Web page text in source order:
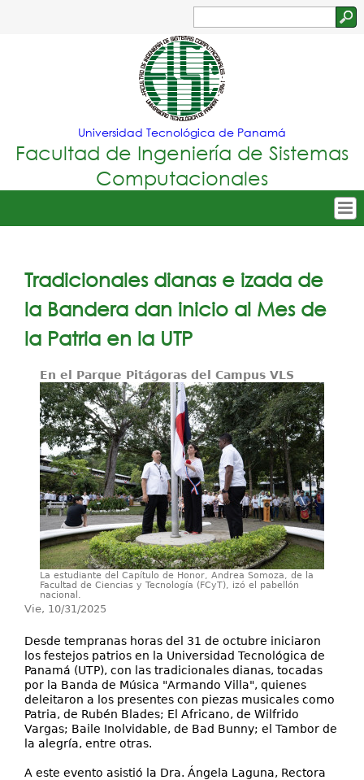
Jump to navigation
Formulario
de
búsqueda
Universidad Tecnológica de Panamá
Facultad de Ingeniería de Sistemas
Computacionales
Menu
Principal
Nuestra Facultad
Oferta Académica
Secretarías
Investigación
Servicios
Tradicionales dianas e izada de
la Bandera dan inicio al Mes de
la Patria en la UTP
En el Parque Pitágoras del Campus VLS
La estudiante del Capítulo de Honor, Andrea Somoza, de la
Facultad de Ciencias y Tecnología (FCyT), izó el pabellón
nacional.
Vie, 10/31/2025
Desde tempranas horas del 31 de octubre iniciaron
los festejos patrios en la Universidad Tecnológica de
Panamá (UTP), con las tradicionales dianas, tocadas
por la Banda de Música "Armando Villa", quienes
deleitaron a los presentes con piezas musicales como
Patria, de Rubén Blades; El Africano, de Wilfrido
Vargas; Baile Inolvidable, de Bad Bunny; el Tambor de
la alegría, entre otras.
A este evento asistió la Dra. Ángela Laguna, Rectora